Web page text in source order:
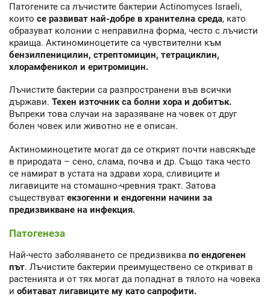
Патогените са лъчистите бактерии Actinomyces Israeli,
които се развиват най-добре в хранителна среда, като
образуват колонии с неправилна форма, често с лъчисти
краища. Актиноминоцетите са чувствителни към
бензилпеницилин, стрептомицин, тетрациклин,
хлорамфеникол и еритромицин.
Лъчистите бактерии са разпространени във всички
държави. Техен източник са болни хора и добитък.
Въпреки това случаи на заразяване на човек от друг
болен човек или животно не е описан.
Актиноминоцетите могат да се открият почти навсякъде
в природата – сено, слама, почва и др. Също така често
се намират в устата на здрави хора, сливиците и
лигавиците на стомашно-чревния тракт. Затова
съществуват екзогенни и ендогенни начини за
предизвикване на инфекция.
Патогенеза
Най-често заболяването се предизвиква по ендогенен
път. Лъчистите бактерии преимуществено се откриват в
растенията и от тях могат да попаднат в тялото на човека
и обитават лигавиците му като сапрофити.